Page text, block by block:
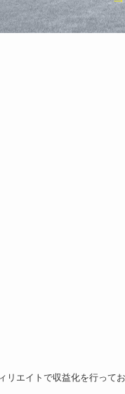
リエイトで収益化を行って